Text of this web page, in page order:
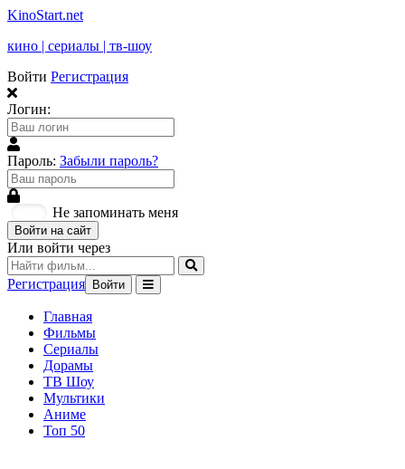
KinoStart.net
кино | сериалы | тв-шоу
Войти Регистрация
Логин:
Пароль: Забыли пароль?
Не запоминать меня
Войти на сайт
Или войти через
Регистрация Войти
Главная
Фильмы
Сериалы
Дорамы
ТВ Шоу
Мультики
Аниме
Топ 50